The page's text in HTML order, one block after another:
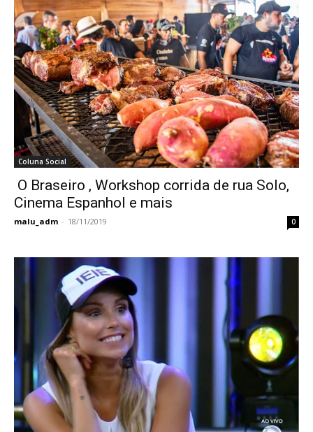
Coluna Social
O Braseiro , Workshop corrida de rua Solo,
Cinema Espanhol e mais
malu_adm - 18/11/2019 0